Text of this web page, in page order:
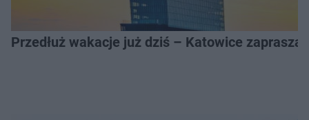
Przedłuż wakacje już dziś – Katowice